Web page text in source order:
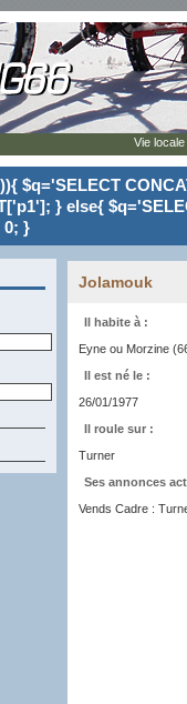
$q='SELECT
} else{
0; }
Jolamouk
Il habite à :
Eyne ou Morzine
Il est né le :
26/01/1977
Il roule sur :
Turner
Ses annonces
Vends Cadre :
Vie